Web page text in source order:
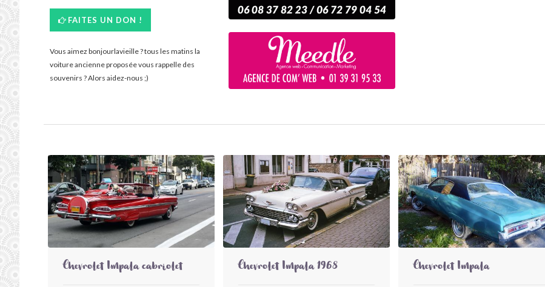
FAITES UN DON !
Vous aimez bonjourlavieille ? tous les matins la
voiture ancienne proposée vous rappelle des
souvenirs ? Alors aidez-nous ;)
Chevrolet Impala cabriolet Chevrolet Impala 1968 Chevrolet Impala